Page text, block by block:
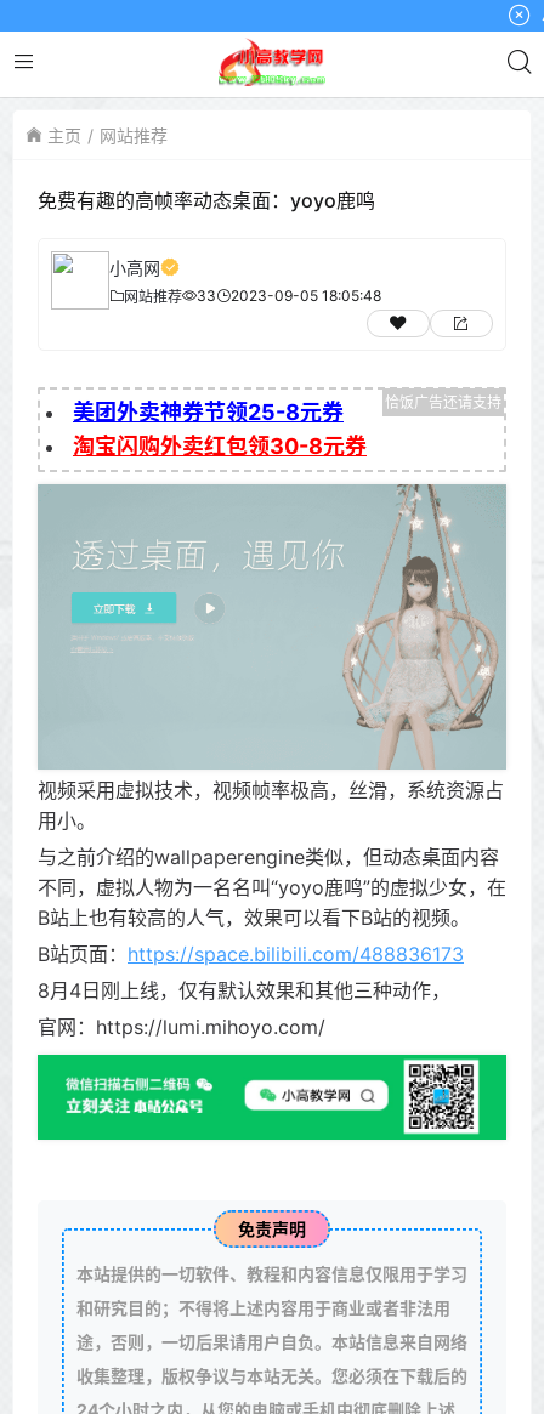
小
主页 网站推荐
免费有趣的高帧率动态桌面：yoyo鹿鸣
小高网
网站推荐 33 2023-09-05 18:05:48
美团外卖神券节领25-8元券
淘宝闪购外卖红包领30-8元券
视频采用虚拟技术，视频帧率极高，丝滑，系统资源占
用小。
与之前介绍的wallpaperengine类似，但动态桌面内容
不同，虚拟人物为一名名叫“yoyo鹿鸣”的虚拟少女，在
B站上也有较高的人气，效果可以看下B站的视频。
B站页面： https://space.bilibili.com/488836173
8月4日刚上线，仅有默认效果和其他三种动作，
官网：https://lumi.mihoyo.com/
免责声明
本站提供的一切软件、教程和内容信息仅限用于学习
和研究目的；不得将上述内容用于商业或者非法用
途，否则，一切后果请用户自负。本站信息来自网络
收集整理，版权争议与本站无关。您必须在下载后的